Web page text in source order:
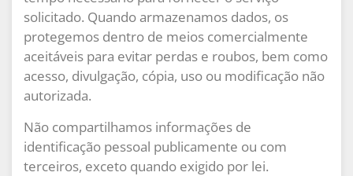
solicitado. Quando armazenamos dados, os
protegemos dentro de meios comercialmente
aceitáveis ​​para evitar perdas e roubos, bem como
acesso, divulgação, cópia, uso ou modificação não
autorizada.
Não compartilhamos informações de
identificação pessoal publicamente ou com
terceiros, exceto quando exigido por lei.